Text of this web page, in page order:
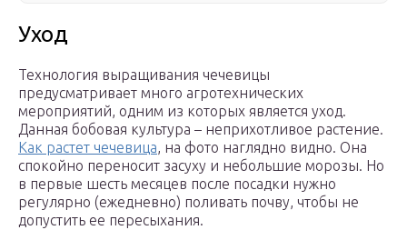
Уход
Технология выращивания чечевицы
предусматривает много агротехнических
мероприятий, одним из которых является уход.
Данная бобовая культура – неприхотливое растение.
Как растет чечевица, на фото наглядно видно. Она
спокойно переносит засуху и небольшие морозы. Но
в первые шесть месяцев после посадки нужно
регулярно (ежедневно) поливать почву, чтобы не
допустить ее пересыхания.